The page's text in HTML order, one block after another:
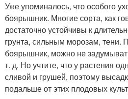
Уже упоминалось, что особого
боярышник. Многие сорта, как
достаточно устойчивы к
грунта, сильным морозам, тени.
боярышник, можно не
т. д. Но учтите, что у растения
сливой и грушей, поэтому
подальше от этих плодовых